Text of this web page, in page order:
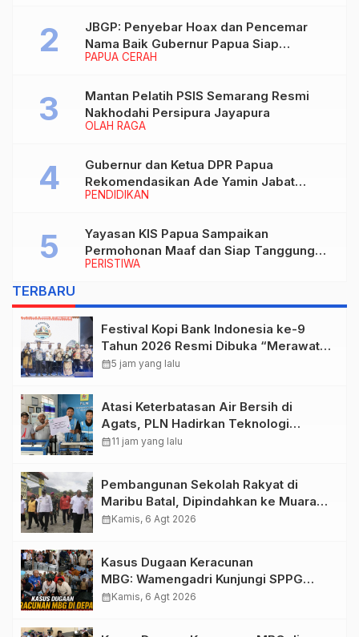
PAPUA CERAH
JBGP: Penyebar Hoax dan Pencemar
Nama Baik Gubernur Papua Siap
Berhadapan dengan Hukum!
OLAH RAGA
Mantan Pelatih PSIS Semarang Resmi
Nakhodahi Persipura Jayapura
PENDIDIKAN
Gubernur dan Ketua DPR Papua
Rekomendasikan Ade Yamin Jabat
Rektor IAIN Fattahul Muluk Papua
PERISTIWA
Yayasan KIS Papua Sampaikan
Permohonan Maaf dan Siap Tanggung
Biaya Korban Dugaan Keracunan MBG di
TERBARU
Festival Kopi Bank Indonesia ke-9
Tahun 2026 Resmi Dibuka “Merawat
Warisan, Membangun Masa Depan
calendar_month5 jam yang lalu
Atasi Keterbatasan Air Bersih di
Agats, PLN Hadirkan Teknologi
Desalinasi untuk Masjid Saiful Al-
calendar_month11 jam yang lalu
Pembangunan Sekolah Rakyat di
Maribu Batal, Dipindahkan ke Muara
Tami, Ini Sebabnya
calendar_monthKamis, 6 Agt 2026
Kasus Dugaan Keracunan
MBG: Wamengadri Kunjungi SPPG
Yayasan KIS Papua, Ini yang
calendar_monthKamis, 6 Agt 2026